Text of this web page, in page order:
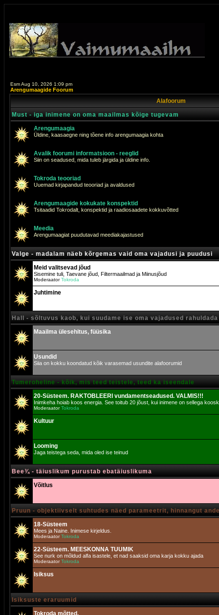
Esm Aug 10, 2026 1:09 pm
Arengumaagide Foorum
Alafoorum
Must - iga inimene on oma maailmas kõige tugevam
Arengumaagia
Üldine, kaasaegne ning tõene info arengumaagia kohta
Avalik foorumi informatsioon - reeglid
Siin on seadused, mida tuleb järgida ja üldine info.
Tokroda teooriad
Uuemad kirjapandud teooriad ja avaldused
Arengumaagide kokukate konspektid
Tsitaadid Tokrodalt, konspektid ja raadiosaadete kokkuvõtted
Meedia
Arengumaagiat puudutavad meediakajastused
Valge - madalam näeb kõrgemas vaid oma vajadusi ja puudusi
Meid valitsevad jõud
Sisemine tuli, Taevane jõud, Filtermaailmad ja Miinusjõud
ModeraatorTokroda
Juhtimine
Hall - sõltuvus kaob, kui suudame ise oma vajadused rahuldada
Maailma ülesehitus, füüsika
Usundid
Siia on kokku koondatud kõik varasemad usundite alafoorumid
Tumeroheline - kõik, mis teed teistele, teed ka iseendale
20-Süsteem. RAKTOBLEERI vundamentseadused. VALMIS!!!
Inimkeha hoiab koos energia. See toitub 20 jõust, kui inimene on sellega
ModeraatorTokroda
Kultuur
Looming
Jaga teistega seda, mida oled ise teinud
Bee¾ - täiuslikum purustab ebatäiuslikuma
Võitlus
Pruun - objektiivselt suhtudes näed parameetrit, hinnangut
18-Süsteem
Mees ja Naine. Inimese kirjeldus.
ModeraatorTokroda
22-Süsteem. MEESKONNA TUUMIK
See nurk on mõldud alfa isastele, et nad saaksid oma karja kokku ajada
ModeraatorTokroda
Isiksus
Isiksuste eraruumid
Tokroda mõtted.